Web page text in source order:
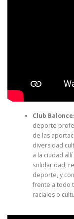
Club
deporte
de las
diversidad
a la ciudad
solidaridad,
deporte, y
frente a todo
raciales o